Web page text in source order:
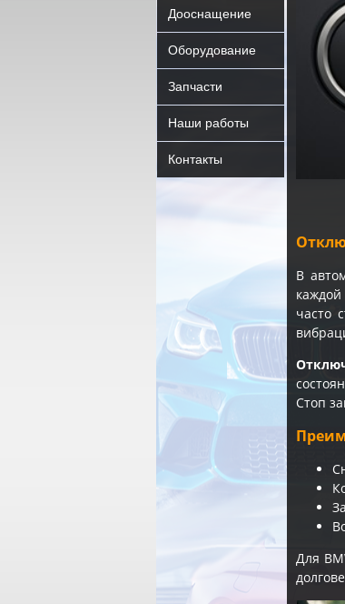
Дооснащение
Оборудование
Запчасти
Наши работы
Контакты
В
часто
Стоп
Для